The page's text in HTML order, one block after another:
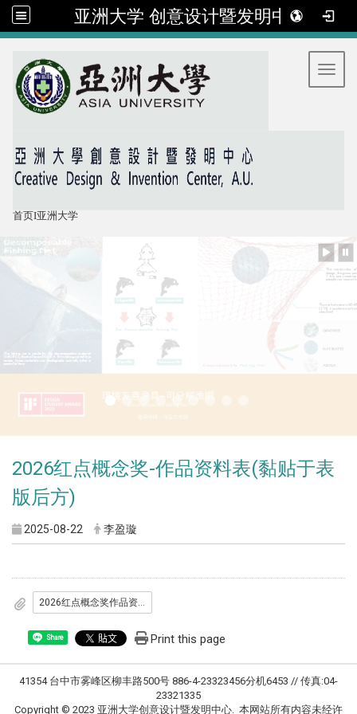
亚洲大学 创意设计暨发明中心
首页I亚洲大学
2026红点概念奖-作品资料表(黏贴于表
版后方)
2025-08-22 李盈璇
2026红点概念奖作品资料表_黏贴于表板后方_.docx
Share Print this page
41354 台中市雾峰区柳丰路500号 886-4-23323456分机6453 // 传真:04-
23321335
Copyright © 2023 亚洲大学创意设计暨发明中心. 本网站所有内容未经许